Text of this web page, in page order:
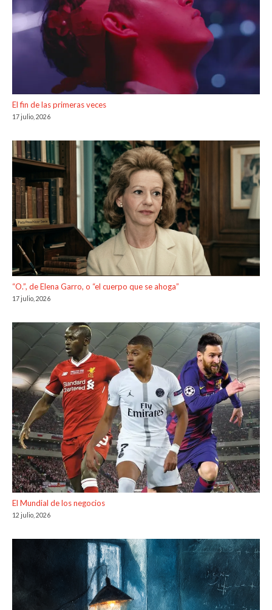
El fin de las primeras veces
17 julio, 2026
“O.”, de Elena Garro, o “el cuerpo que se ahoga”
17 julio, 2026
El Mundial de los negocios
12 julio, 2026